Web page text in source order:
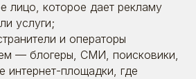
лицо, которое дает рекламу
услуги;
и операторы
— блогеры, СМИ, поисковики,
интернет-площадки, где